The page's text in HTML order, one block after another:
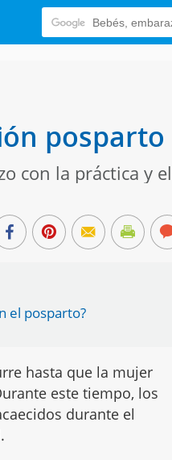
posparto
con la práctica y
el posparto?
hasta que la mujer
este tiempo, los
durante el